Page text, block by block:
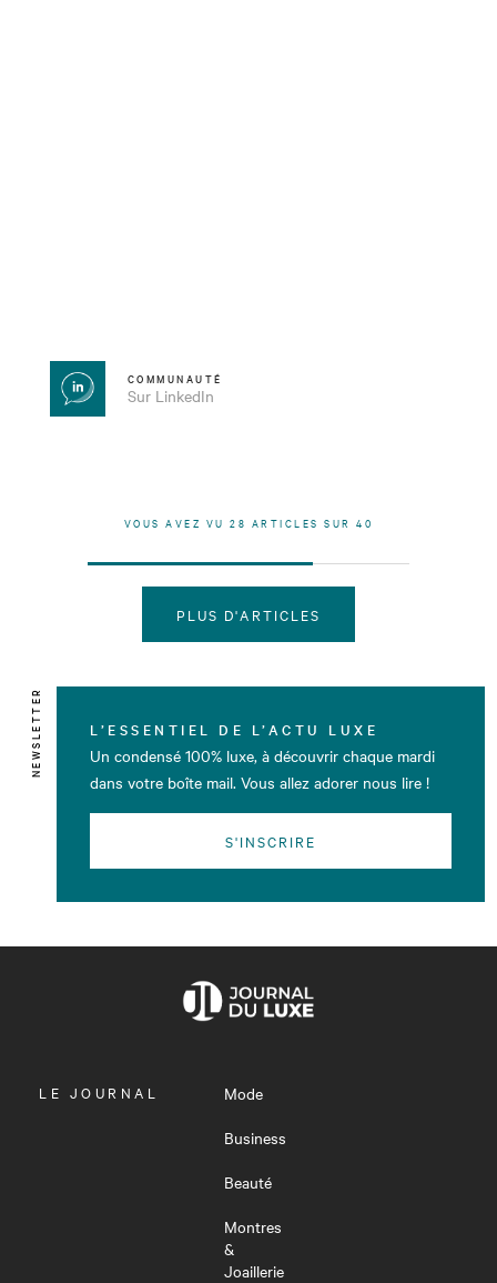
COMMUNAUTÉ
Sur LinkedIn
VOUS AVEZ VU28 ARTICLES SUR40
PLUS D'ARTICLES
NEWSLETTER L’ESSENTIEL DE L’ACTU LUXE
Un condensé 100% luxe, à découvrir chaque mardi
dans votre boîte mail. Vous allez adorer nous lire !
S'INSCRIRE
OUVRIR
LE JOURNAL
Mode
Business
Beauté
Montres
&
Joaillerie